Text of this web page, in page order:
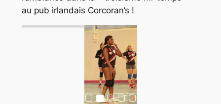
au pub irlandais Corcoran’s !